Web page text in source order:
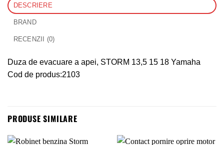
DESCRIERE
BRAND
RECENZII (0)
Duza de evacuare a apei, STORM 13,5 15 18 Yamaha
Cod de produs:2103
PRODUSE SIMILARE